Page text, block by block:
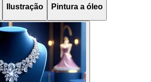
Ilustração Pintura a óleo